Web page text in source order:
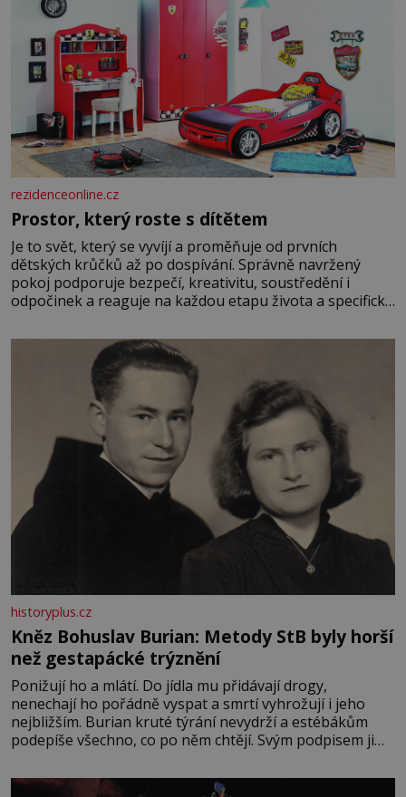
rezidenceonline.cz
Prostor, který roste s dítětem
Je to svět, který se vyvíjí a proměňuje od prvních
dětských krůčků až po dospívání. Správně navržený
pokoj podporuje bezpečí, kreativitu, soustředění i
odpočinek a reaguje na každou etapu života a specifické
měkkost a bezpečí, proto by pokoj miminka měl působit
především klidně a útulně. Předškolní věk je
historyplus.cz
Kněz Bohuslav Burian: Metody StB byly horší
než gestapácké trýznění
Ponižují ho a mlátí. Do jídla mu přidávají drogy,
nenechají ho pořádně vyspat a smrtí vyhrožují i jeho
nejbližším. Burian kruté týrání nevydrží a estébákům
podepíše všechno, co po něm chtějí. Svým podpisem jim
fyzický ani psychický nátlak. Syn brněnského řezníka